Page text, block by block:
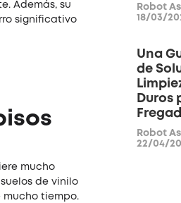
Además, su
significativo
mucho
de vinilo
mucho tiempo.
Robot
18/03/
Una
de
Duros
Robot
22/04/